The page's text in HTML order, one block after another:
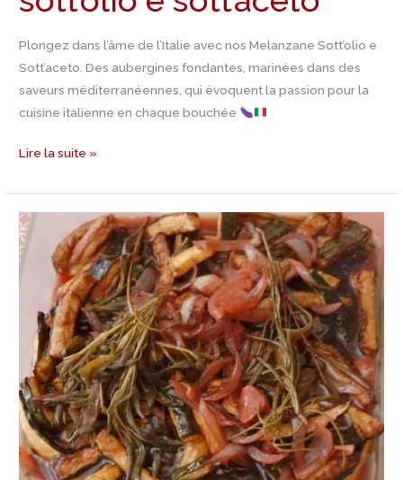
Plongez dans l’âme de l’Italie avec nos Melanzane Sott’olio e
Sott’aceto. Des aubergines fondantes, marinées dans des
saveurs méditerranéennes, qui évoquent la passion pour la
cuisine italienne en chaque bouchée
Lire la suite »
Recette
zucchine
sott’aceto